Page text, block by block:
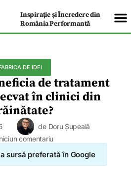
Inspirație și Încredere din
România Performantă
DE IDEI
de tratament
în clinici din
deDoru Șupeală
niciun comentariu
sursă preferată în Google